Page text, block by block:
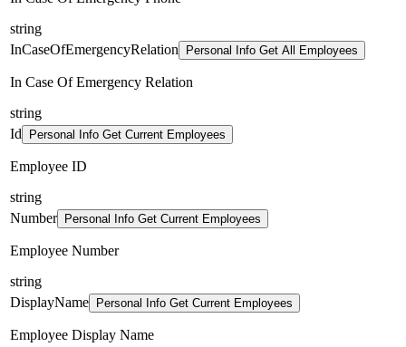
string
InCaseOfEmergencyRelation
Personal Info Get All Employees
In Case Of Emergency Relation
string
Id
Personal Info Get Current Employees
Employee ID
string
Number
Personal Info Get Current Employees
Employee Number
string
DisplayName
Personal Info Get Current Employees
Employee Display Name